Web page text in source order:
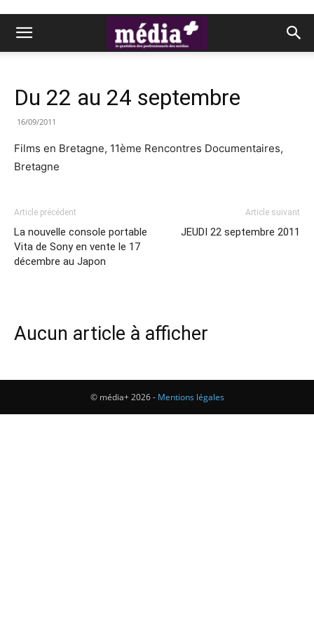
Du 22 au 24 septembre
16/09/2011
Films en Bretagne, 11ème Rencontres Documentaires,
Bretagne
Article précédent
La nouvelle console portable
Vita de Sony en vente le 17
décembre au Japon
Article suivant
JEUDI 22 septembre 2011
Aucun article à afficher
© média+ 2026 - Mentions légales